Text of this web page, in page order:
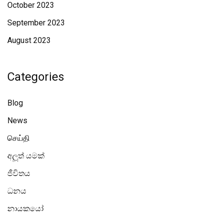
October 2023
September 2023
August 2023
Categories
Blog
News
செய்தி
අලූත් යමක්
ජීවිතය
ධනය
නායකයෝ